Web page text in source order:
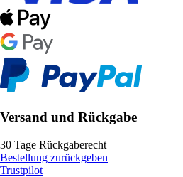
Versand und Rückgabe
30 Tage Rückgaberecht
Bestellung zurückgeben
Trustpilot